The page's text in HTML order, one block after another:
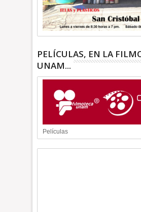
PELÍCULAS, EN LA
UNAM...
Películas